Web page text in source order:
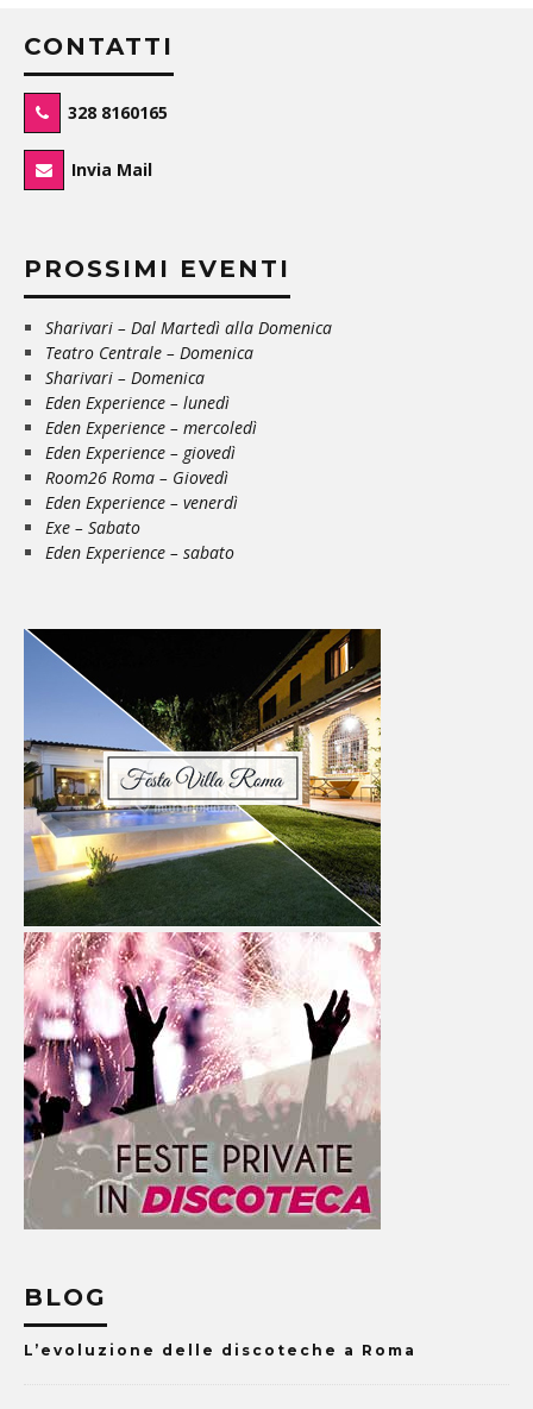
CONTATTI
328 8160165
Invia Mail
PROSSIMI EVENTI
Sharivari – Dal Martedì alla Domenica
Teatro Centrale – Domenica
Sharivari – Domenica
Eden Experience – lunedì
Eden Experience – mercoledì
Eden Experience – giovedì
Room26 Roma – Giovedì
Eden Experience – venerdì
Exe – Sabato
Eden Experience – sabato
BLOG
L’evoluzione delle discoteche a Roma